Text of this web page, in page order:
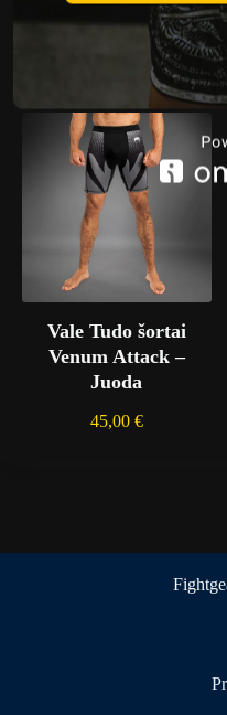
2.5 – juoda / auksinė
Vale Tudo šortai
Venum Attack –
Juoda
45,00 €